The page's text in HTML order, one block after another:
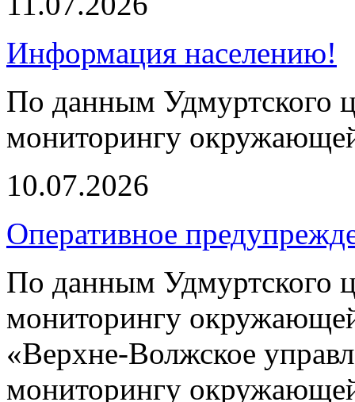
Информация населению!
По данным Удмуртского
мониторингу
10.07.2026
Оперативное
По данным Удмуртского
мониторингу
«Верхне-Волжское
мониторингу